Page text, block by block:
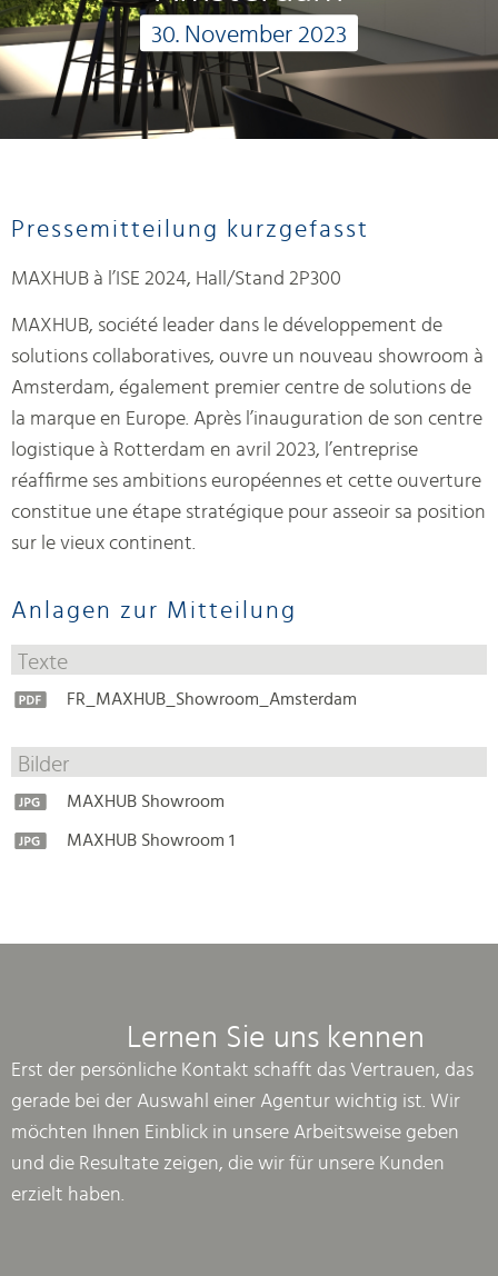
30. November 2023
Pressemitteilung kurzgefasst
MAXHUB à l’ISE 2024, Hall/Stand 2P300
MAXHUB, société leader dans le développement de
solutions collaboratives, ouvre un nouveau showroom à
Amsterdam, également premier centre de solutions de
la marque en Europe. Après l’inauguration de son centre
logistique à Rotterdam en avril 2023, l’entreprise
réaffirme ses ambitions européennes et cette ouverture
constitue une étape stratégique pour asseoir sa position
sur le vieux continent.
Anlagen zur Mitteilung
Texte
FR_MAXHUB_Showroom_Amsterdam
Bilder
MAXHUB Showroom
MAXHUB Showroom 1
Lernen Sie uns kennen
Erst der persönliche Kontakt schafft das Vertrauen, das
gerade bei der Auswahl einer Agentur wichtig ist. Wir
möchten Ihnen Einblick in unsere Arbeitsweise geben
und die Resultate zeigen, die wir für unsere Kunden
erzielt haben.